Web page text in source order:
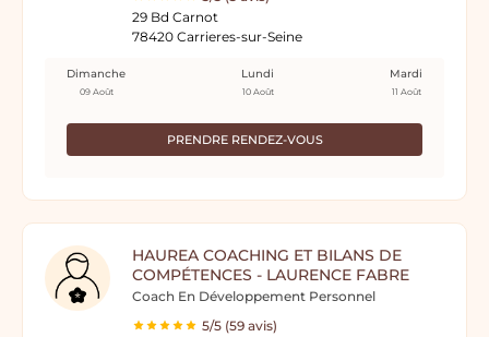
29 Bd Carnot
78420 Carrieres-sur-Seine
PRENDRE RENDEZ-VOUS
Dimanche
09 Août
Lundi
10 Août
Mardi
11 Août
HAUREA COACHING ET BILANS DE
COMPÉTENCES - LAURENCE FABRE
Coach En Développement Personnel
5/5 (59 avis)